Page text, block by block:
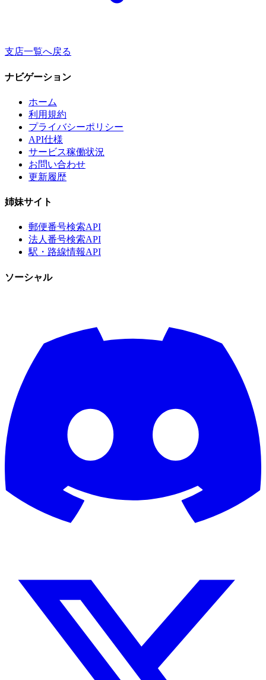
支店一覧へ戻る
ナビゲーション
ホーム
利用規約
プライバシーポリシー
API仕様
サービス稼働状況
お問い合わせ
更新履歴
姉妹サイト
郵便番号検索API
法人番号検索API
駅・路線情報API
ソーシャル